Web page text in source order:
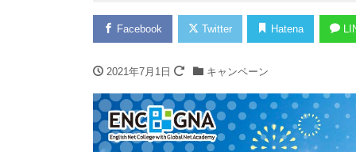
Facebook Twitter Hatena
2021年7月1日 キャンペーン